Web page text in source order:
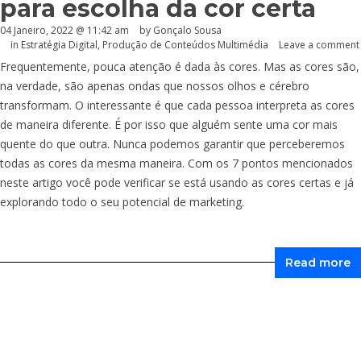
para escolha da cor certa
04 Janeiro, 2022 @ 11:42 am by Gonçalo Sousa
in Estratégia Digital, Produção de Conteúdos Multimédia Leave a comment
Frequentemente, pouca atenção é dada às cores. Mas as cores são,
na verdade, são apenas ondas que nossos olhos e cérebro
transformam. O interessante é que cada pessoa interpreta as cores
de maneira diferente. É por isso que alguém sente uma cor mais
quente do que outra. Nunca podemos garantir que perceberemos
todas as cores da mesma maneira. Com os 7 pontos mencionados
neste artigo você pode verificar se está usando as cores certas e já
explorando todo o seu potencial de marketing.
Read more